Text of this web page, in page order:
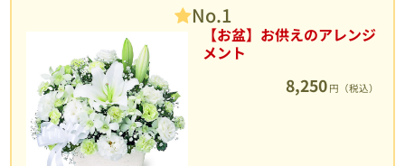
No.1
【お盆】お供えのアレンジ
メント
8,250 円（税込）